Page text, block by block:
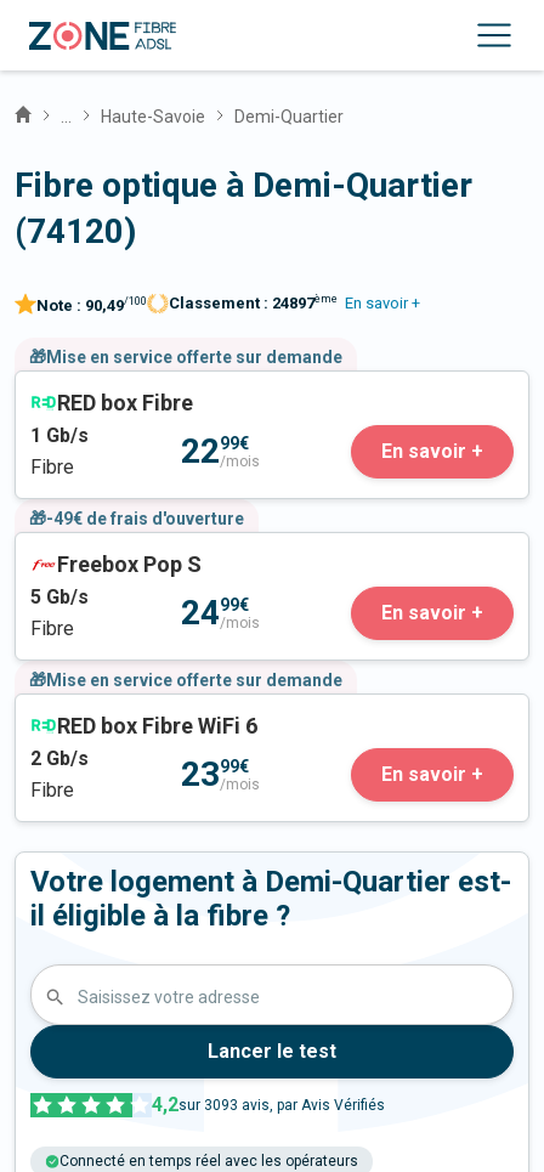
Haute-Savoie Demi-Quartier
Fibre optique à Demi-Quartier
(74120)
Note : 90,49/100 Classement : 24897ème En savoir +
🎁Mise en service offerte sur demande
RED box Fibre
1 Gb/s
Fibre
2299€
/mois En savoir +
🎁-49€ de frais d'ouverture
Freebox Pop S
5 Gb/s
Fibre
2499€
/mois En savoir +
🎁Mise en service offerte sur demande
RED box Fibre WiFi 6
2 Gb/s
Fibre
2399€
/mois En savoir +
Votre logement à Demi-Quartier est-
il éligible à la fibre ?
Saisissez votre adresse
Lancer le test
4,2sur 3093 avis, par Avis Vérifiés
Connecté en temps réel avec les opérateurs